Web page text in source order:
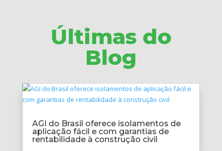
Últimas do
Blog
AGI do Brasil oferece isolamentos de
aplicação fácil e com garantias de
rentabilidade à construção civil